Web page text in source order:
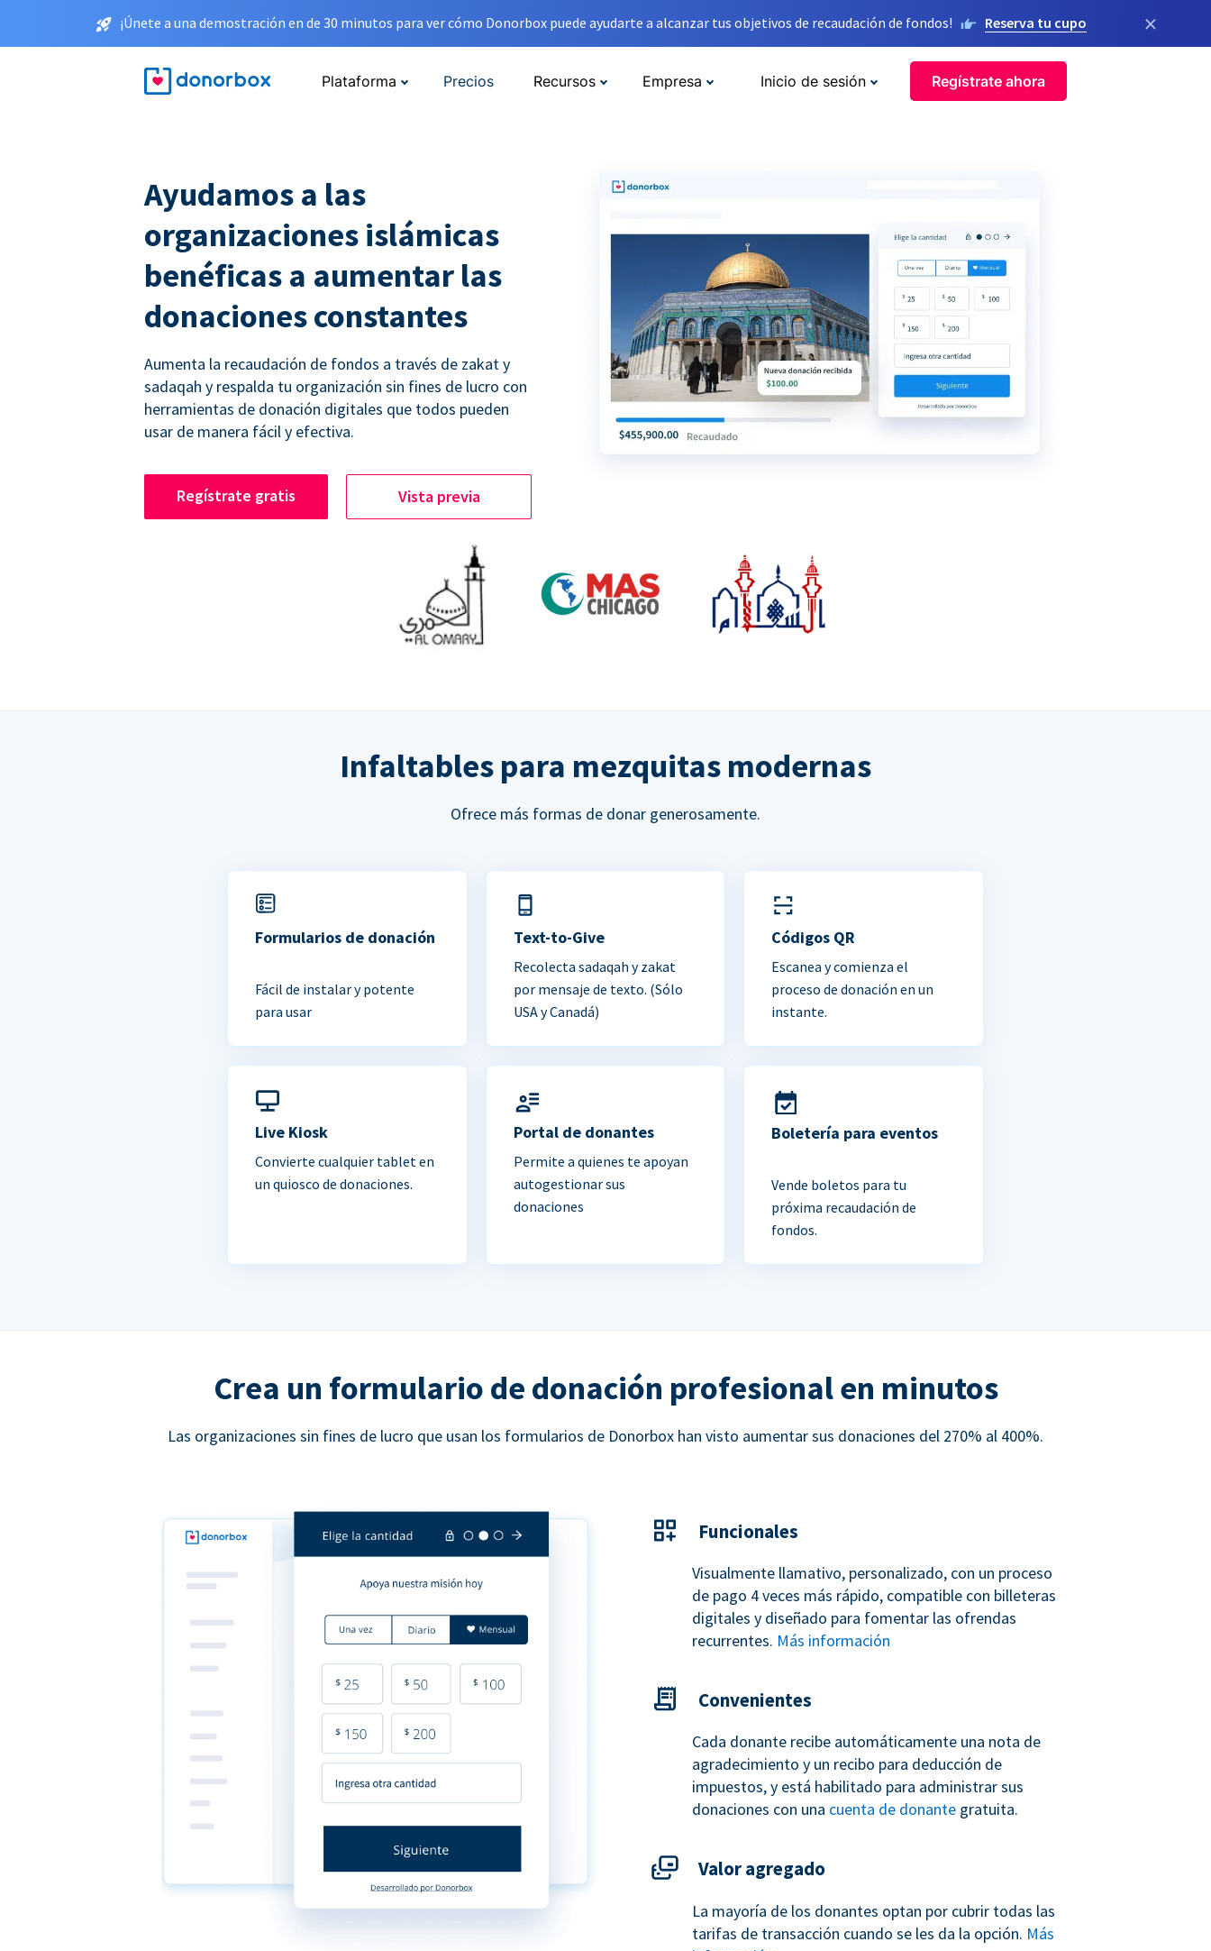
¡Únete a una demostración en de 30 minutos para ver cómo Donorbox puede ayudarte a alcanzar tus objetivos de recaudación de fondos! Reserva tu cupo ×
Plataforma Precios Recursos Empresa Inicio de sesión Regístrate ahora
Ayudamos a las
organizaciones islámicas
benéficas a aumentar las
donaciones constantes
Aumenta la recaudación de fondos a través de zakat y
sadaqah y respalda tu organización sin fines de lucro con
herramientas de donación digitales que todos pueden
usar de manera fácil y efectiva.
Regístrate gratis Vista previa
Infaltables para mezquitas modernas
Ofrece más formas de donar generosamente.
Formularios de donación
Fácil de instalar y potente
para usar
Text-to-Give
Recolecta sadaqah y zakat
por mensaje de texto. (Sólo
USA y Canadá)
Códigos QR
Escanea y comienza el
proceso de donación en un
instante.
Live Kiosk
Convierte cualquier tablet en
un quiosco de donaciones.
Portal de donantes
Permite a quienes te apoyan
autogestionar sus
donaciones
Boletería para eventos
Vende boletos para tu
próxima recaudación de
fondos.
Crea un formulario de donación profesional en minutos
Las organizaciones sin fines de lucro que usan los formularios de Donorbox han visto aumentar sus donaciones del 270% al 400%.
Funcionales
Visualmente llamativo, personalizado, con un proceso
de pago 4 veces más rápido, compatible con billeteras
digitales y diseñado para fomentar las ofrendas
recurrentes. Más información
Convenientes
Cada donante recibe automáticamente una nota de
agradecimiento y un recibo para deducción de
impuestos, y está habilitado para administrar sus
donaciones con una cuenta de donante gratuita.
Valor agregado
La mayoría de los donantes optan por cubrir todas las
tarifas de transacción cuando se les da la opción. Más